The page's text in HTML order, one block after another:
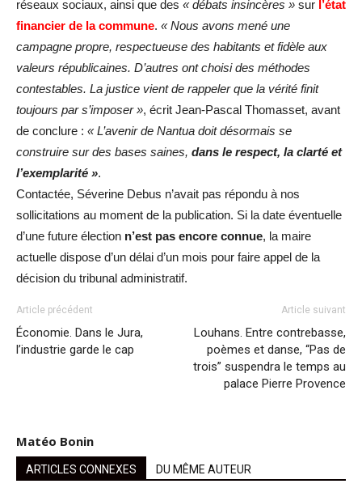
réseaux sociaux, ainsi que des « débats insincères » sur l’état
financier de la commune. « Nous avons mené une
campagne propre, respectueuse des habitants et fidèle aux
valeurs républicaines. D’autres ont choisi des méthodes
contestables. La justice vient de rappeler que la vérité finit
toujours par s’imposer », écrit Jean-Pascal Thomasset, avant
de conclure : « L’avenir de Nantua doit désormais se
construire sur des bases saines, dans le respect, la clarté et
l’exemplarité ».
Contactée, Séverine Debus n’avait pas répondu à nos
sollicitations au moment de la publication. Si la date éventuelle
d’une future élection n’est pas encore connue, la maire
actuelle dispose d’un délai d’un mois pour faire appel de la
décision du tribunal administratif.
Article précédent
Économie. Dans le Jura,
l’industrie garde le cap
Article suivant
Louhans. Entre contrebasse,
poèmes et danse, “Pas de
trois” suspendra le temps au
palace Pierre Provence
Matéo Bonin
ARTICLES CONNEXES DU MÊME AUTEUR